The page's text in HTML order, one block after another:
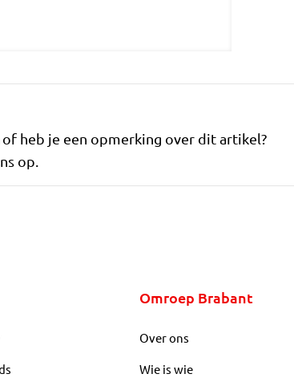
heb je een opmerking over dit artikel?
op.
Omroep Brabant
Over ons
Wie is wie